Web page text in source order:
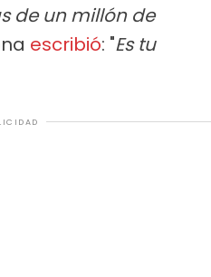
de un millón de
escribió: "Es tu